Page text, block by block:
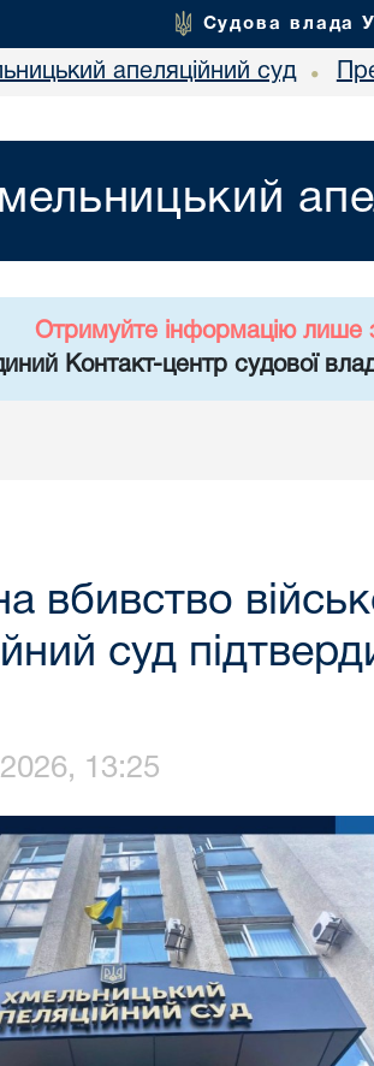
Судова влада
апеляційний суд •
Отримуйте інформацію лише
Контакт-центр судової
вбивство
суд
13:25